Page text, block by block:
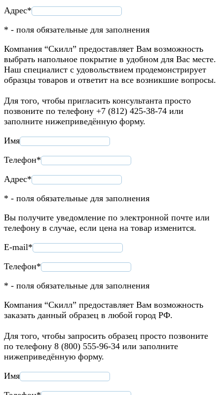
Адрес*
* - поля обязательные для заполнения
Компания “Скилл” предоставляет Вам возможность
выбрать напольное покрытие в удобном для Вас месте.
Наш специалист с удовольствием продемонстрирует
образцы товаров и ответит на все возникшие вопросы.
Для того, чтобы пригласить консультанта просто
позвоните по телефону +7 (812) 425-38-74 или
заполните нижеприведённую форму.
Имя
Телефон*
Адрес*
* - поля обязательные для заполнения
Вы получите уведомление по электронной почте или
телефону в случае, если цена на товар изменится.
E-mail*
Телефон*
* - поля обязательные для заполнения
Компания “Скилл” предоставляет Вам возможность
заказать данный образец в любой город РФ.
Для того, чтобы запросить образец просто позвоните
по телефону 8 (800) 555-96-34 или заполните
нижеприведённую форму.
Имя